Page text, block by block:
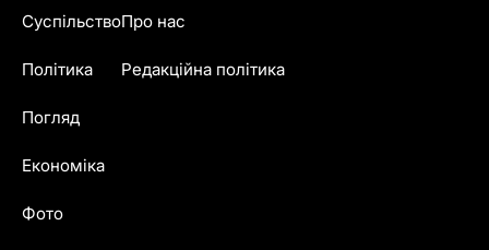
Суспільство
Політика
Погляд
Економіка
Фото
Про нас
Редакційна політика